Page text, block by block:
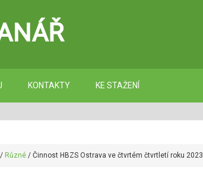
KONTAKTY KE STAŽENÍ
/ Různé / Činnost HBZS Ostrava ve čtvrtém čtvrtletí roku 2023